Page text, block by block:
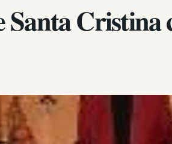
Cristina